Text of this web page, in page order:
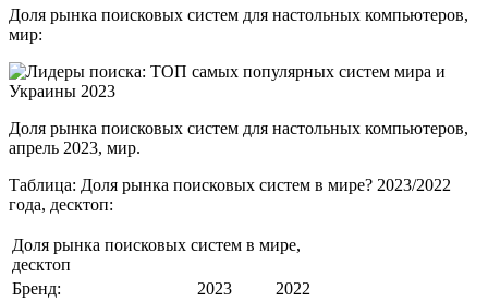
Доля рынка поисковых систем для настольных компьютеров,
мир:
Доля рынка поисковых систем для настольных компьютеров,
апрель 2023, мир.
Таблица: Доля рынка поисковых систем в мире? 2023/2022
года, десктоп:
Доля рынка поисковых систем в мире,
десктоп
Бренд:
2023
2022